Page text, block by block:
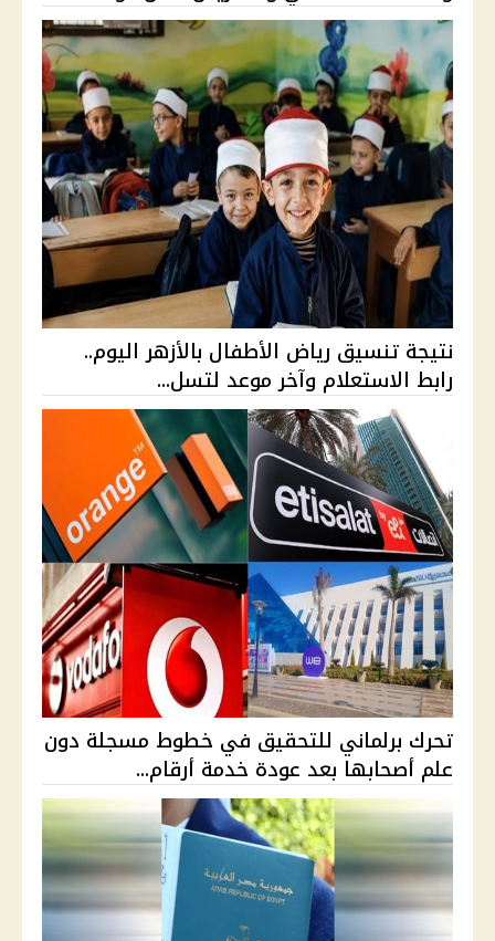
نتيجة تنسيق رياض الأطفال بالأزهر اليوم..
رابط الاستعلام وآخر موعد لتسل...
تحرك برلماني للتحقيق في خطوط مسجلة دون
علم أصحابها بعد عودة خدمة أرقام...